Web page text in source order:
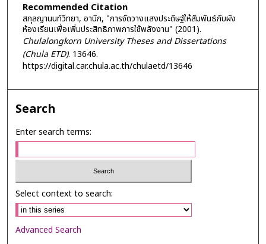
Recommended Citation
สกุลญานนท์วิทยา, อานิก, "การจัดวางแสงประดิษฐ์ให้สัมพันธ์กับผัง
ห้องเรียนเพื่อเพิ่มประสิทธิภาพการใช้พลังงาน" (2001).
Chulalongkorn University Theses and Dissertations
(Chula ETD). 13646.
https://digital.car.chula.ac.th/chulaetd/13646
Search
Enter search terms:
Select context to search:
Advanced Search